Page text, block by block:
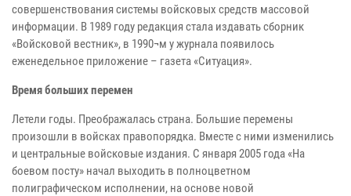
совершенствования системы войсковых средств массовой
информации. В 1989 году редакция стала издавать сборник
«Войсковой вестник», в 1990¬м у журнала появилось
еженедельное приложение – газета «Ситуация».
Время больших перемен
Летели годы. Преображалась страна. Большие перемены
произошли в войсках правопорядка. Вместе с ними изменились
и центральные войсковые издания. С января 2005 года «На
боевом посту» начал выходить в полноцветном
полиграфическом исполнении, на основе новой